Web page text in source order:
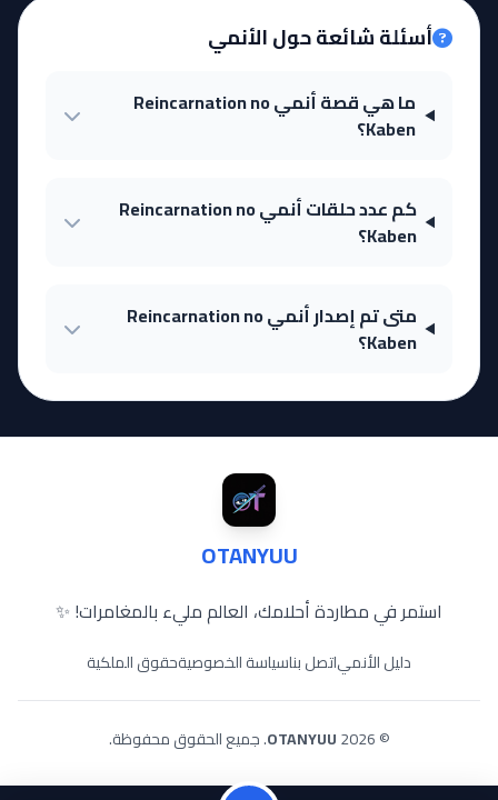
أسئلة شائعة حول الأنمي
ما هي قصة أنمي Reincarnation no
Kaben؟
كم عدد حلقات أنمي Reincarnation no
Kaben؟
متى تم إصدار أنمي Reincarnation no
Kaben؟
OTANYUU
استمر في مطاردة أحلامك، العالم مليء بالمغامرات! ✨
دليل الأنمياتصل بناسياسة الخصوصيةحقوق الملكية
© 2026
OTANYUU. جميع الحقوق محفوظة.